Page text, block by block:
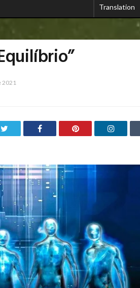
Translation
2021
Facebook Pinterest LinkedIn